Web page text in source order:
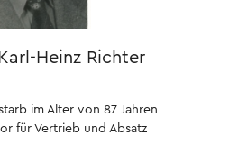
Heinz Richter
im Alter von 87 Jahren
für Vertrieb und Absatz